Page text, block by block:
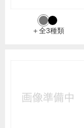
＋全3種類